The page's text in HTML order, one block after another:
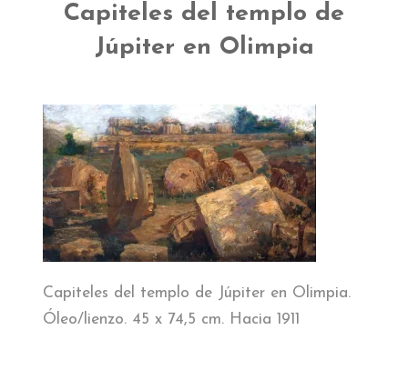
EL MUSEO
COLECCIÓN
PUBLICACIONES
INFORMACIÓN
AMIGOS DEL MUSEO
Capiteles del templo de
Júpiter en Olimpia
Capiteles del templo de Júpiter en Olimpia.
Óleo/lienzo. 45 x 74,5 cm. Hacia 1911